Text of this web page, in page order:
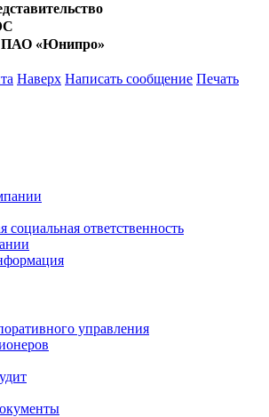
ПАО «Юнипро»
Наверх Написать сообщение Печать
социальная ответственность
управления